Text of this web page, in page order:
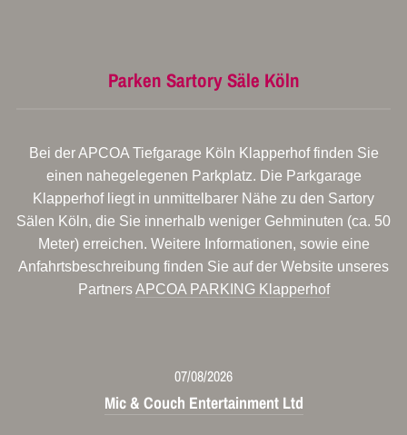
Parken Sartory Säle Köln
Bei der APCOA Tiefgarage Köln Klapperhof finden Sie
einen nahegelegenen Parkplatz. Die Parkgarage
Klapperhof liegt in unmittelbarer Nähe zu den Sartory
Sälen Köln, die Sie innerhalb weniger Gehminuten (ca. 50
Meter) erreichen. Weitere Informationen, sowie eine
Anfahrtsbeschreibung finden Sie auf der Website unseres
PartnersAPCOA PARKING Klapperhof
07/08/2026
Mic & Couch Entertainment Ltd